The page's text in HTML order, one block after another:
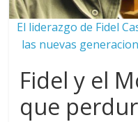
El liderazgo de Fidel
las nuevas
Fidel y el
que